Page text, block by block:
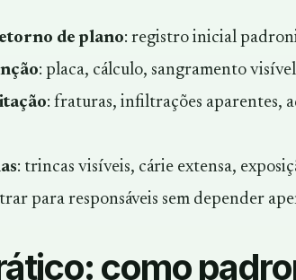
de plano: registro inicial
: placa, cálculo, sangramento
: fraturas, infiltrações aparentes,
: trincas visíveis, cárie extensa,
para responsáveis sem depender
como